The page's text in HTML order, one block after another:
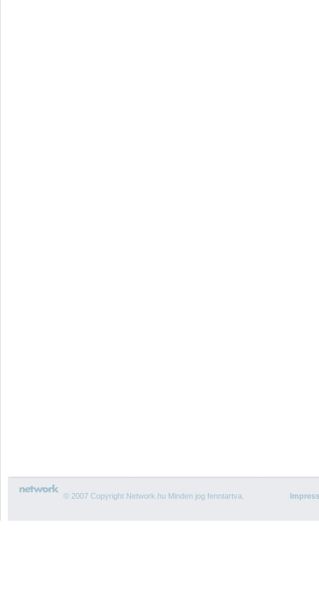
© 2007 Copyright Network.hu Minden jog fenntartva.